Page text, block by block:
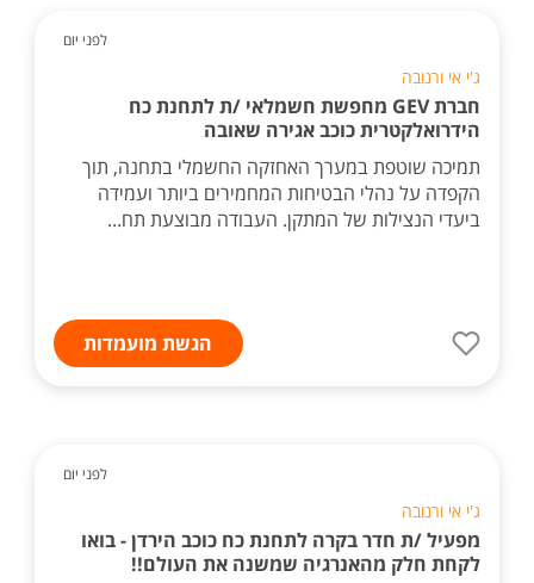
לפני יום
ג'י אי ורנובה
חברת GEV מחפשת חשמלאי /ת לתחנת כח
הידרואלקטרית כוכב אגירה שאובה
תמיכה שוטפת במערך האחזקה החשמלי בתחנה, תוך
הקפדה על נהלי הבטיחות המחמירים ביותר ועמידה
ביעדי הנצילות של המתקן. העבודה מבוצעת תח...
הגשת מועמדות
לפני יום
ג'י אי ורנובה
מפעיל /ת חדר בקרה לתחנת כח כוכב הירדן - בואו
לקחת חלק מהאנרגיה שמשנה את העולם!!